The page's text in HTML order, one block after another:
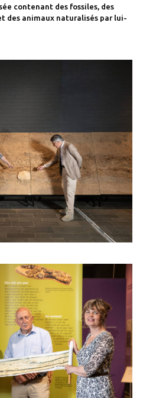
contenant des fossiles, des
des animaux naturalisés par lui-